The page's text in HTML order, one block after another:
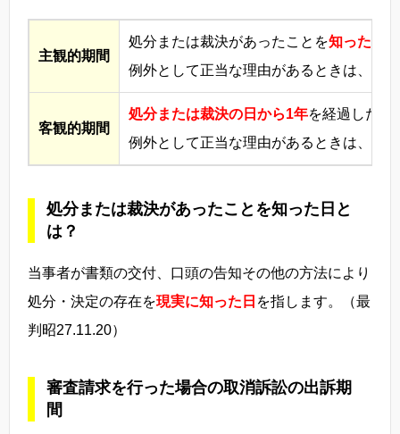
主観的期間
処分または裁決があったことを知った日
例外として正当な理由があるときは、6
客観的期間
処分または裁決の日から1年を経過したと
例外として正当な理由があるときは、1
処分または裁決があったことを知った日と
は？
当事者が書類の交付、口頭の告知その他の方法により
処分・決定の存在を現実に知った日 を指します。（最
判昭27.11.20）
審査請求を行った場合の取消訴訟の出訴期
間